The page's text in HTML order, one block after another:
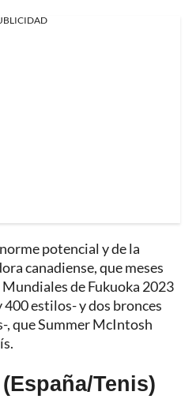
potencial y de la
canadiense, que meses
de Fukuoka 2023
estilos- y dos bronces
, que Summer McIntosh
Tenis)